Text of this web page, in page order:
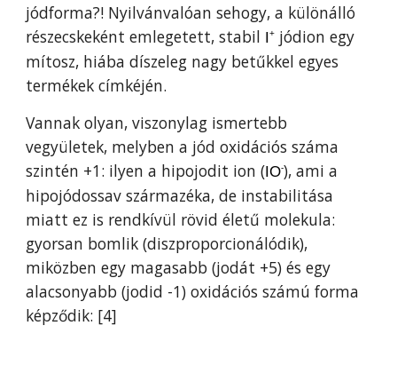
jódforma?! Nyilvánvalóan sehogy, a különálló
részecskeként emlegetett, stabil I+ jódion egy
mítosz, hiába díszeleg nagy betűkkel egyes
termékek címkéjén.
Vannak olyan, viszonylag ismertebb
vegyületek, melyben a jód oxidációs száma
szintén +1: ilyen a hipojodit ion (IO-), ami a
hipojódossav származéka, de instabilitása
miatt ez is rendkívül rövid életű molekula:
gyorsan bomlik (diszproporcionálódik),
miközben egy magasabb (jodát +5) és egy
alacsonyabb (jodid -1) oxidációs számú forma
képződik: [4]